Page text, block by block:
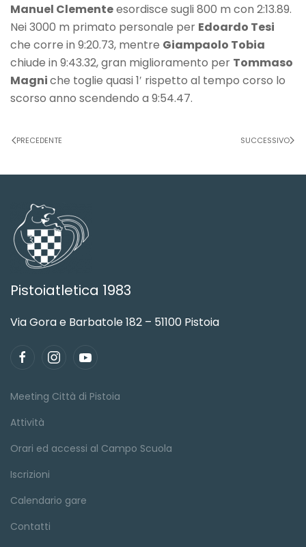
Manuel Clementeesordisce sugli 800 m con 2:13.89.
Nei 3000 m primato personale per Edoardo Tesi
che corre in 9:20.73, mentre Giampaolo Tobia
chiude in 9:43.32, gran miglioramento per Tommaso
Magniche toglie quasi 1′ rispetto al tempo corso lo
scorso anno scendendo a 9:54.47.
PRECEDENTE SUCCESSIVO
Pistoiatletica 1983
Via Gora e Barbatole 182 – 51100 Pistoia
Meeting Città di Pistoia
Attività
Orari ed accessi al Campo Scuola
Iscrizioni
Calendario gare
Contatti